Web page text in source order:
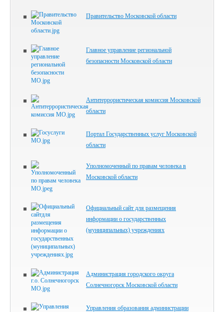
Правительство Московской области
Главное управление региональной
безопасности Московской области
Антитеррористическая комиссия Московской
области
Портал Государственных услуг Московской
области
Уполномоченный по правам человека в
Московской области
Официальный сайт для размещения
информации о государственных
(муниципальных) учреждениях
Администрация городского округа
Солнечногорск Московской области
Управления образования администрации